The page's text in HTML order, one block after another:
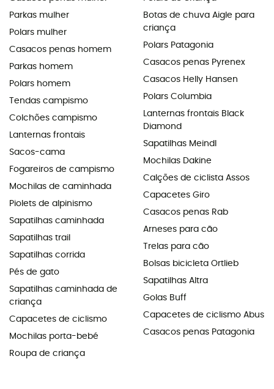
Parkas mulher
Polars mulher
Casacos penas homem
Parkas homem
Polars homem
Tendas campismo
Colchões campismo
Lanternas frontais
Sacos-cama
Fogareiros de campismo
Mochilas de caminhada
Piolets de alpinismo
Sapatilhas caminhada
Sapatilhas trail
Sapatilhas corrida
Pés de gato
Sapatilhas caminhada de
criança
Capacetes de ciclismo
Mochilas porta-bebé
Roupa de criança
Botas de chuva Aigle para
criança
Polars Patagonia
Casacos penas Pyrenex
Casacos Helly Hansen
Polars Columbia
Lanternas frontais Black
Diamond
Sapatilhas Meindl
Mochilas Dakine
Calções de ciclista Assos
Capacetes Giro
Casacos penas Rab
Arneses para cão
Trelas para cão
Bolsas bicicleta Ortlieb
Sapatilhas Altra
Golas Buff
Capacetes de ciclismo Abus
Casacos penas Patagonia